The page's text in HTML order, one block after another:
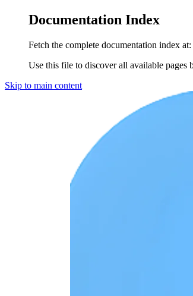
Documentation Index
Fetch the complete documentation index at:
Use this file to discover all available pages
Skip to main content